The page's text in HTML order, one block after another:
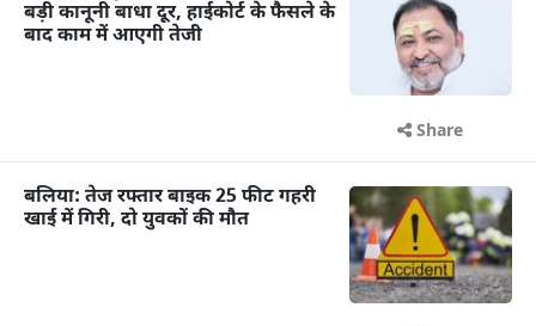
बड़ी कानूनी बाधा दूर, हाईकोर्ट के फैसले के
बाद काम में आएगी तेजी
Share
बलिया: तेज रफ्तार बाइक 25 फीट गहरी
खाई में गिरी, दो युवकों की मौत